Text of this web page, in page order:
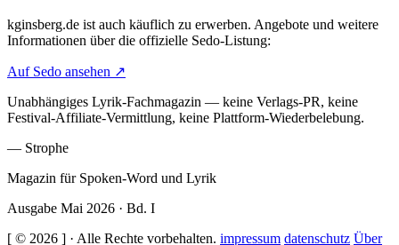
kginsberg.de ist auch käuflich zu erwerben. Angebote und weitere
Informationen über die offizielle Sedo-Listung:
Auf Sedo ansehen ↗
Unabhängiges Lyrik-Fachmagazin — keine Verlags-PR, keine
Festival-Affiliate-Vermittlung, keine Plattform-Wiederbelebung.
— Strophe
Magazin für Spoken-Word und Lyrik
Ausgabe Mai 2026 · Bd. I
[ © 2026 ] · Alle Rechte vorbehalten. impressum datenschutz Über